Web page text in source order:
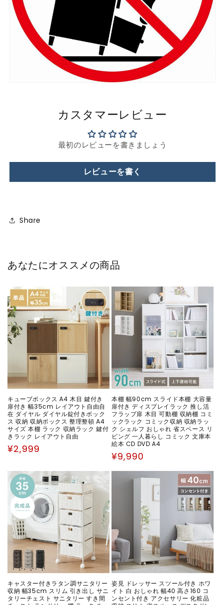
カスタマーレビュー
最初のレビューを書きましょう
レビューを書く
Share
あなたにオススメの商品
キューブボックス A4 木目 鍵付き
扉付き 幅35cm レイアウト自由自
在 ダイヤル ダイヤル錠付きボック
ス 収納 収納ボックス 整理整頓 A4
サイズ 本棚 ラック 収納ラック 鍵付
きラック レイアウト自由
通
価
格
¥2,999
本棚 幅90cm スライド本棚 大容量
扉付き ディスプレイラック 推し活
フラップ扉 木目 可動棚 収納棚 コミ
ックラック コミック収納 収納ラッ
ク シェルフ おしゃれ 省スペース リ
ビング 一人暮らし コミック 文庫本
絵本 CD DVD A4
通
¥9,990
キャスター付きラタン調サニタリー
収納 幅35cm スリム 引き出し サニ
タリーチェスト サニタリー すき間
姿見 ドレッサー スツール付き ホワ
イト 白 おしゃれ 幅40 高さ160 コ
ンセント付き アクセサリー 化粧品